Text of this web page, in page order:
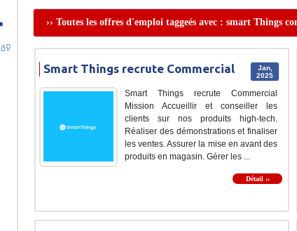
›› Toutes les offres d'emploi taggeés avec : smart Things
Jan,
2025
Smart Things recrute Commercial
Smart Things recrute Commercial
Mission Accueillir et conseiller les
clients sur nos produits high-tech.
Réaliser des démonstrations et finaliser
les ventes. Assurer la mise en avant des
produits en magasin. Gérer les ...
Détail ››